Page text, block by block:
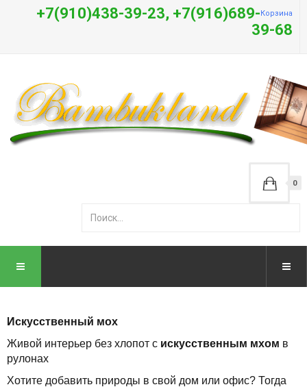
Корзина
+7(910)438-39-23, +7(916)689-
39-68
0
Искусственный мох
Живой интерьер без хлопот с искусственным мхом в
рулонах
Хотите добавить природы в свой дом или офис? Тогда